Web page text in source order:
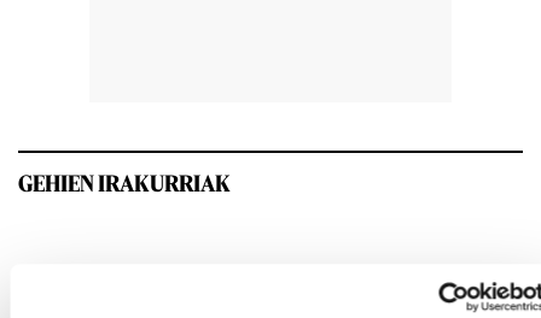
GEHIEN IRAKURRIAK